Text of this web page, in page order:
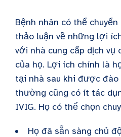
Bệnh nhân có thể chuyển
thảo luận về những lợi
với nhà cung cấp dịch vụ
của họ. Lợi ích chính là
tại nhà sau khi được đào
thường cũng có ít tác
IVIG. Họ có thể chọn
Họ đã sẵn sàng chủ